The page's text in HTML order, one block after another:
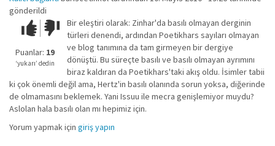
gönderildi
Çok iyi!O
kadar
iyi
değil!
Puanlar: 19
‘yukarı’ dedin
Bir eleştiri olarak: Zinhar'da basılı olmayan derginin
türleri denendi, ardından Poetikhars sayıları olmayan
ve blog tanımına da tam girmeyen bir dergiye
dönüştü. Bu süreçte basılı ve basılı olmayan ayrımını
biraz kaldıran da Poetikhars'taki akış oldu. İsimler tabii
ki çok önemli değil ama, Hertz'in basılı olanında sorun yoksa, diğerinde
de olmamasını beklemek. Yani Issuu ile mecra genişlemiyor muydu?
Aslolan hala basılı olan mı hepimiz için.
Yorum yapmak için giriş yapın